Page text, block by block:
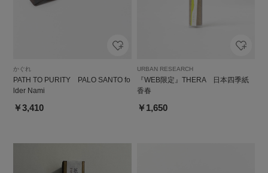
かぐれ
PATH TO PURITY PALO SANTO fo
lder Nami
￥3,410
URBAN RESEARCH
『WEB限定』THERA 日本四季紙
香春
￥1,650